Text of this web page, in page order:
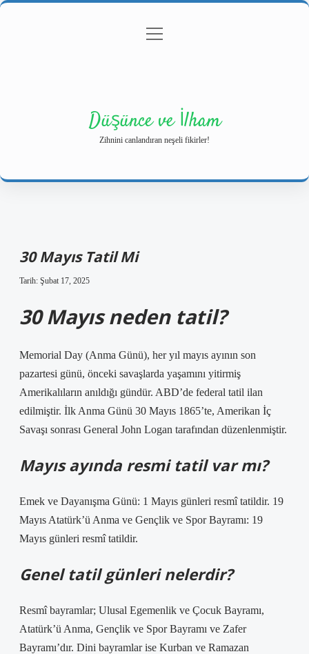
Gizlilik Politikası
menüyü
Düşünce ve İlham
Zihnini canlandıran neşeli fikirler!
30 Mayıs Tatil Mi
Tarih: Şubat 17, 2025
30 Mayıs neden tatil?
Memorial Day (Anma Günü), her yıl mayıs ayının son
pazartesi günü, önceki savaşlarda yaşamını yitirmiş
Amerikalıların anıldığı gündür. ABD’de federal tatil ilan
edilmiştir. İlk Anma Günü 30 Mayıs 1865’te, Amerikan İç
Savaşı sonrası General John Logan tarafından düzenlenmiştir.
Mayıs ayında resmi tatil var mı?
Emek ve Dayanışma Günü: 1 Mayıs günleri resmî tatildir. 19
Mayıs Atatürk’ü Anma ve Gençlik ve Spor Bayramı: 19
Mayıs günleri resmî tatildir.
Genel tatil günleri nelerdir?
Resmî bayramlar; Ulusal Egemenlik ve Çocuk Bayramı,
Atatürk’ü Anma, Gençlik ve Spor Bayramı ve Zafer
Bayramı’dır. Dini bayramlar ise Kurban ve Ramazan